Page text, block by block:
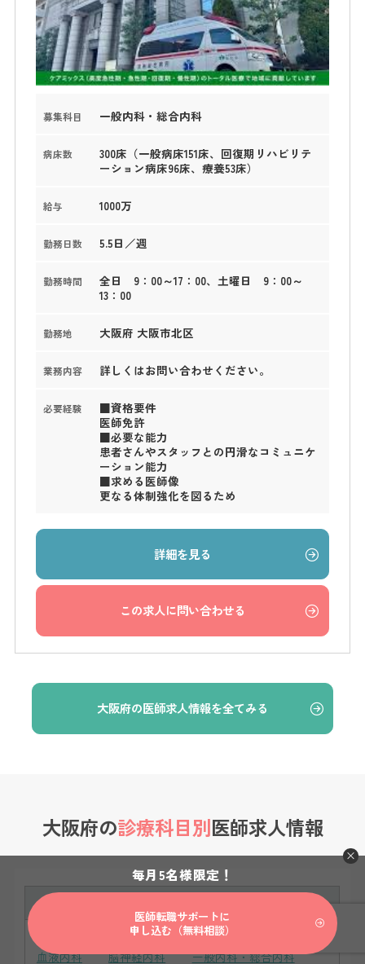
募集科目 一般内科・総合内科
病床数
300床（一般病床151床、回復期リハビリテ
ーション病床96床、療養53床）
給与 1000万
勤務日数 5.5日／週
勤務時間
全日 9：00～17：00、土曜日 9：00～
13：00
勤務地 大阪府 大阪市北区
業務内容 詳しくはお問い合わせください。
必要経験
■資格要件
医師免許
■必要な能力
患者さんやスタッフとの円滑なコミュニケ
ーション能力
■求める医師像
更なる体制強化を図るため
詳細を見る
この求人に問い合わせる
大阪府の医師求人情報を全てみる
大阪府の診療科目別医師求人情報
内科系
循環器内科
消化器内科
血液内科
脳神経内科 一般内科・総合内科
毎月5名様限定！
医師転職サポートに
申し込む（無料相談）